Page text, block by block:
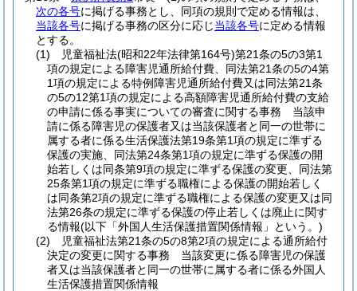
次の各号に掲げる事務とし、同項の規則で定める情報は、
当該各号に掲げる事務の区分に応じ当該各号に定める情報
とする。
(1)
児童福祉法(昭和22年法律第164号)第21条の5の3第1
項の規定による障害児通所給付費、同法第21条の5の4第
1項の規定による特例障害児通所給付費又は同法第21条
の5の12第1項の規定による高額障害児通所給付費の支給
の申請に係る事実についての審査に関する事務 当該申
請に係る障害児の保護者又は当該保護者と同一の世帯に
属する者に係る生活保護法第19条第1項の規定に準ずる
保護の実施、同法第24条第1項の規定に準ずる保護の開
始若しくは同条第9項の規定に準ずる保護の変更、同法第
25条第1項の規定に準ずる職権による保護の開始若しく
は同条第2項の規定に準ずる職権による保護の変更又は同
法第26条の規定に準ずる保護の停止若しくは廃止に関す
る情報(以下「外国人生活保護措置関係情報」という。)
(2)
児童福祉法第21条の5の8第2項の規定による通所給付
決定の変更に関する事務 当該変更に係る障害児の保護
者又は当該保護者と同一の世帯に属する者に係る外国人
生活保護措置関係情報